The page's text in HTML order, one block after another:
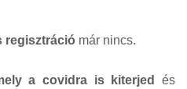
regisztráció már nincs.
a covidra is kiterjed és